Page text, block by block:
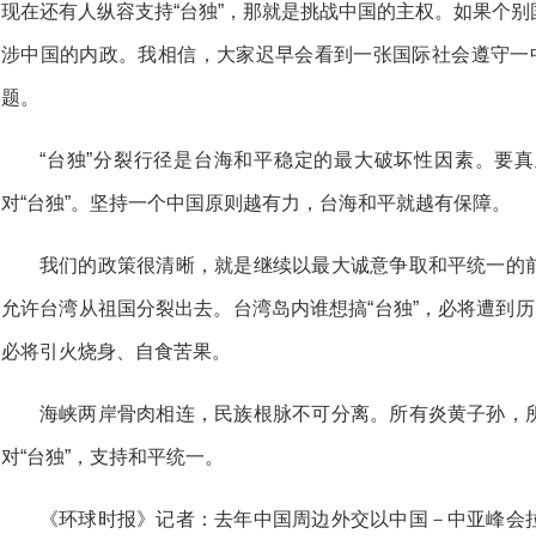
现在还有人纵容支持“台独”，那就是挑战中国的主权。如果个
涉中国的内政。我相信，大家迟早会看到一张国际社会遵守一
题。
“台独”分裂行径是台海和平稳定的最大破坏性因素。要
对“台独”。坚持一个中国原则越有力，台海和平就越有保障。
我们的政策很清晰，就是继续以最大诚意争取和平统一
允许台湾从祖国分裂出去。台湾岛内谁想搞“台独”，必将遭到
必将引火烧身、自食苦果。
海峡两岸骨肉相连，民族根脉不可分离。所有炎黄子孙
对“台独”，支持和平统一。
《环球时报》记者：去年中国周边外交以中国－中亚峰